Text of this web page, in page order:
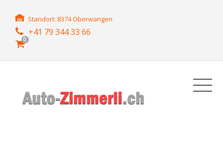
Standort: 8374 Oberwangen
+41 79 344 33 66
0